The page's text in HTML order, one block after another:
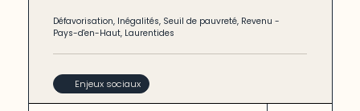
Défavorisation, Inégalités, Seuil de pauvreté, Revenu -
Pays-d'en-Haut, Laurentides
Enjeux sociaux